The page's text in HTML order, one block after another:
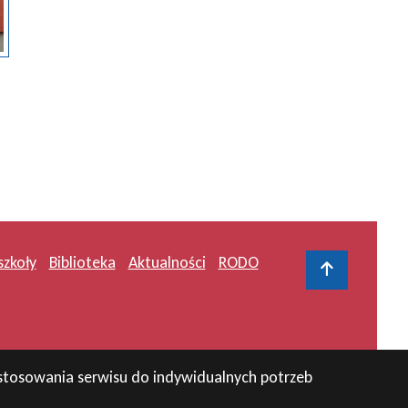
serwisu do indywidualnych potrzeb
Biblioteka Aktualności RODO Do